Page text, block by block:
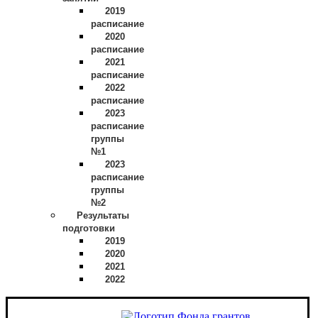
2019
расписание
2020
расписание
2021
расписание
2022
расписание
2023
расписание
группы
№1
2023
расписание
группы
№2
Результаты
подготовки
2019
2020
2021
2022